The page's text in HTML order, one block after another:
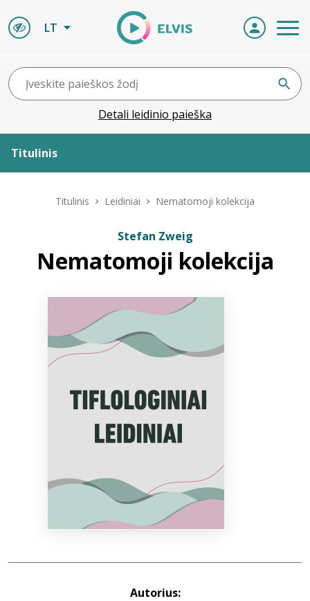
LT
Detali leidinio paieška
Titulinis
ELVIS atvyksta
Bibliotekoms
info@elvislab.lt
Titulinis Leidiniai Nematomoji kolekcija
Stefan Zweig
Nematomoji kolekcija
Autorius: